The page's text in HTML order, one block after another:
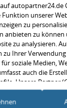
Blinker, rot,
Audi 80
OE-Nr.:
8G0945225C
autopartner24.de
unserer
zu
anbieten zu
zu analysieren.
Ihrer
soziale Medien,
auch die
Unsere Partner
diese
die Sie